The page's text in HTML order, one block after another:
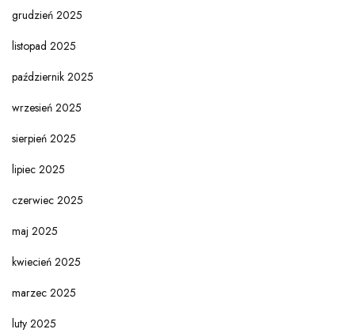
grudzień 2025
listopad 2025
październik 2025
wrzesień 2025
sierpień 2025
lipiec 2025
czerwiec 2025
maj 2025
kwiecień 2025
marzec 2025
luty 2025